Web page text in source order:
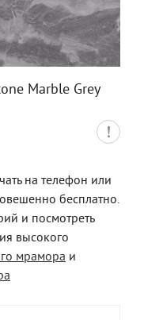
Marble Grey
на телефон или
бесплатно.
и посмотреть
высокого
мрамора и